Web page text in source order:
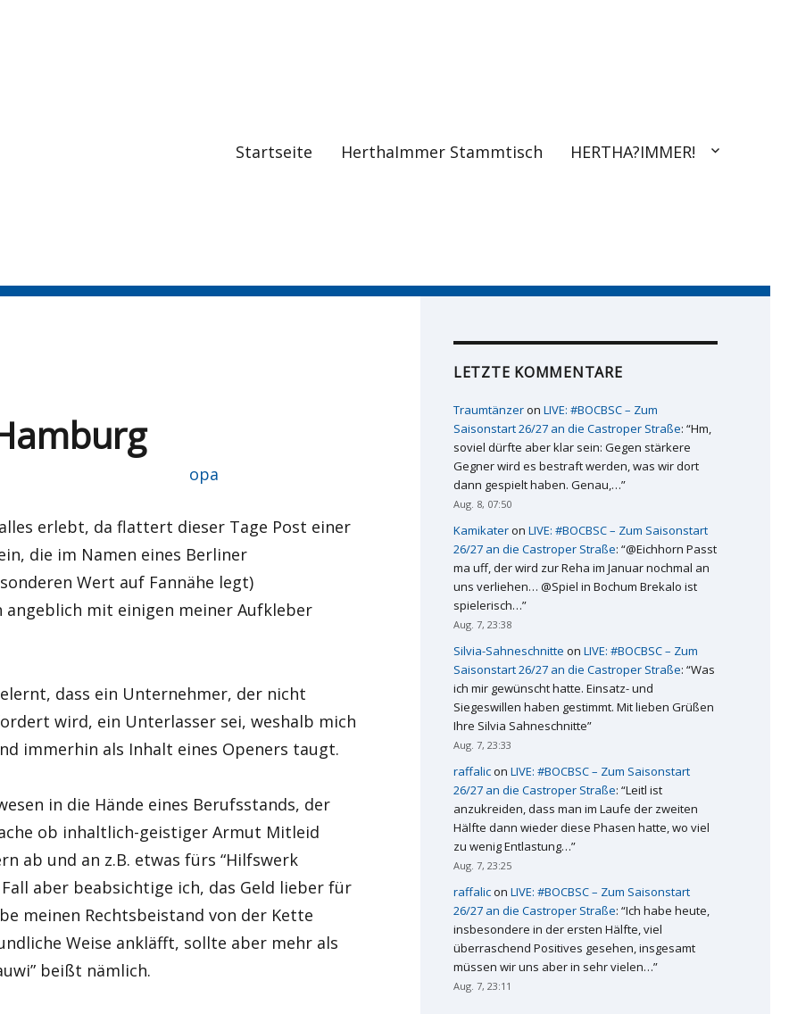
Startseite HerthaImmer Stammtisch HERTHA?IMMER!
Autor
opa
erlebt, da flattert dieser Tage Post einer
die im Namen eines Berliner
Wert auf Fannähe legt)
mit einigen meiner Aufkleber
dass ein Unternehmer, der nicht
wird, ein Unterlasser sei, weshalb mich
immerhin als Inhalt eines Openers taugt.
in die Hände eines Berufsstands, der
ob inhaltlich-geistiger Armut Mitleid
ab und an z.B. etwas fürs “Hilfswerk
aber beabsichtige ich, das Geld lieber für
meinen Rechtsbeistand von der Kette
Weise ankläfft, sollte aber mehr als
beißt nämlich.
LETZTE KOMMENTARE
Traumtänzeron LIVE: #BOCBSC – Zum
Saisonstart 26/27 an die Castroper Straße: “Hm,
soviel dürfte aber klar sein: Gegen stärkere
Gegner wird es bestraft werden, was wir dort
dann gespielt haben. Genau,…”
Aug. 8, 07:50
Kamikateron LIVE: #BOCBSC – Zum Saisonstart
26/27 an die Castroper Straße: “@Eichhorn Passt
ma uff, der wird zur Reha im Januar nochmal an
uns verliehen… @Spiel in Bochum Brekalo ist
spielerisch…”
Aug. 7, 23:38
Silvia-Sahneschnitte on LIVE: #BOCBSC – Zum
Saisonstart 26/27 an die Castroper Straße: “Was
ich mir gewünscht hatte. Einsatz- und
Siegeswillen haben gestimmt. Mit lieben Grüßen
Ihre Silvia Sahneschnitte”
Aug. 7, 23:33
raffalicon LIVE: #BOCBSC – Zum Saisonstart
26/27 an die Castroper Straße: “Leitl ist
anzukreiden, dass man im Laufe der zweiten
Hälfte dann wieder diese Phasen hatte, wo viel
zu wenig Entlastung…”
Aug. 7, 23:25
raffalicon LIVE: #BOCBSC – Zum Saisonstart
26/27 an die Castroper Straße: “Ich habe heute,
insbesondere in der ersten Hälfte, viel
überraschend Positives gesehen, insgesamt
müssen wir uns aber in sehr vielen…”
Aug. 7, 23:11